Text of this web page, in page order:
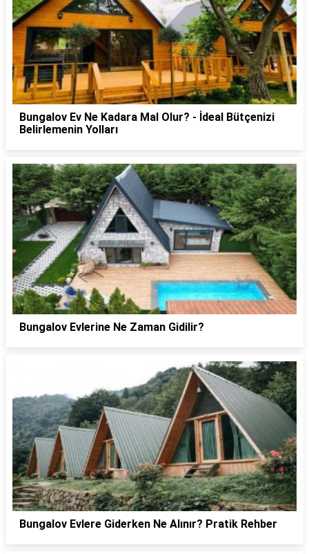
Bungalov Ev Ne Kadara Mal Olur? - İdeal Bütçenizi
Belirlemenin Yolları
Bungalov Evlerine Ne Zaman Gidilir?
Bungalov Evlere Giderken Ne Alınır? Pratik Rehber